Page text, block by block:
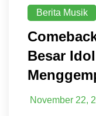
Berita Musik
Besar
November 22,